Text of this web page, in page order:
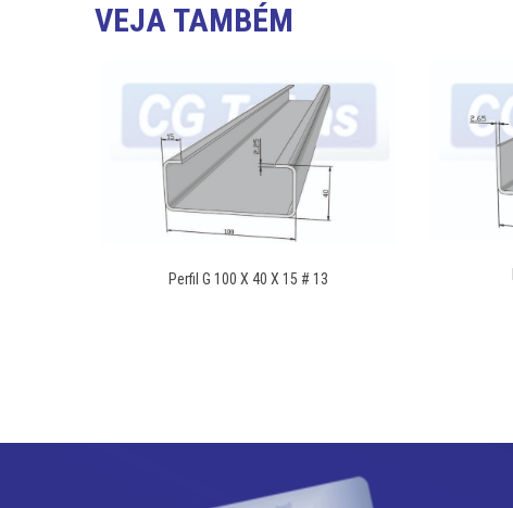
VEJA TAMBÉM
Perfil G 100 X 40 X 15 # 13